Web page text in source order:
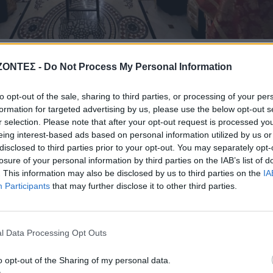
- Do Not Process My Personal Information
opt-out of the sale, sharing to third parties, or processing of your
for targeted advertising by us, please use the below opt-out
selection. Please note that after your opt-out request is processed
interest-based ads based on personal information utilized by us
to third parties prior to your opt-out. You may separately
of your personal information by third parties on the IAB’s list of
This information may also be disclosed by us to third parties on the
Participants that may further disclose it to other third parties.
Data Processing Opt Outs
opt-out of the Sharing of my personal data.
Κισάμου και Σελίνου κ. Αμφιλόχιος, ο οποίος με
προσκυνητών που, υπομονετικά και επί ώρα, παρά το έντονο
και ευωδιάζον (σύμφωνα με μαρτυρίες πολλών)
και υπομονή τους.